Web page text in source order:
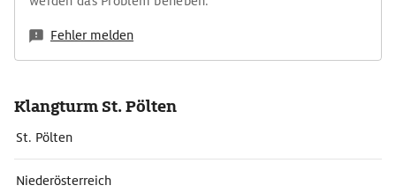
Fehler melden
Klangturm St. Pölten
St. Pölten
Niederösterreich